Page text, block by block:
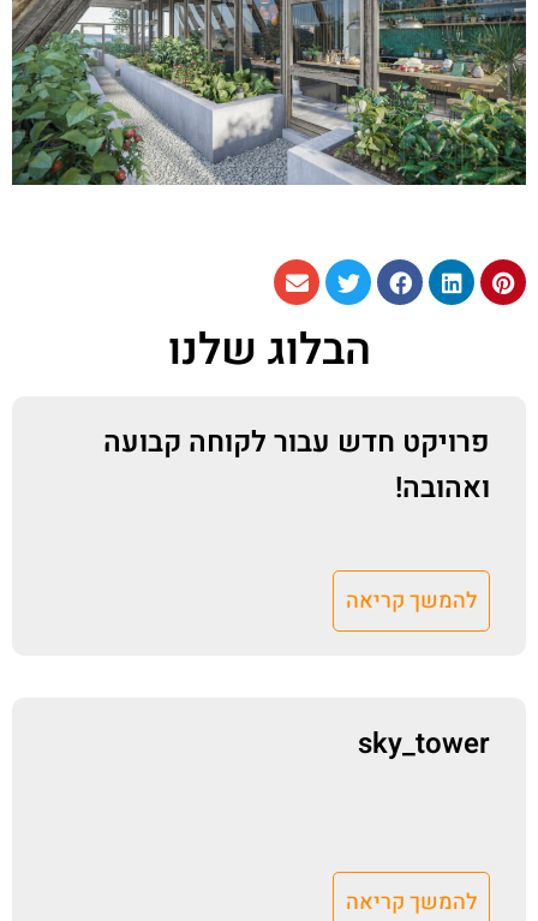
הבלוג שלנו
פרויקט חדש עבור לקוחה קבועה
ואהובה!
להמשך קריאה
sky_tower
להמשך קריאה